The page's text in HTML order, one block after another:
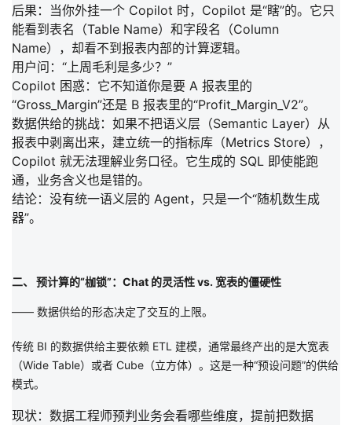
后果： 当你外挂一个 Copilot 时，Copilot 是“瞎”的。它只
能看到表名（Table Name）和字段名（Column
Name），却看不到报表内部的计算逻辑。
用户问：“上周毛利是多少？”
Copilot 困惑：它不知道你是要 A 报表里的
“Gross_Margin”还是 B 报表里的“Profit_Margin_V2”。
数据供给的挑战： 如果不把语义层（Semantic Layer）从
报表中剥离出来，建立统一的指标库（Metrics Store） ，
Copilot 就无法理解业务口径。它生成的 SQL 即使能跑
通，业务含义也是错的。
结论： 没有统一语义层的 Agent，只是一个“随机数生成
器”。
二、 预计算的“枷锁”：Chat 的灵活性 vs. 宽表的僵硬性
—— 数据供给的形态决定了交互的上限。
传统 BI 的数据供给主要依赖 ETL 建模，通常最终产出的是大宽表
（Wide Table）或者 Cube（立方体） 。这是一种“预设问题”的供给
模式。
现状： 数据工程师预判业务会看哪些维度，提前把数据